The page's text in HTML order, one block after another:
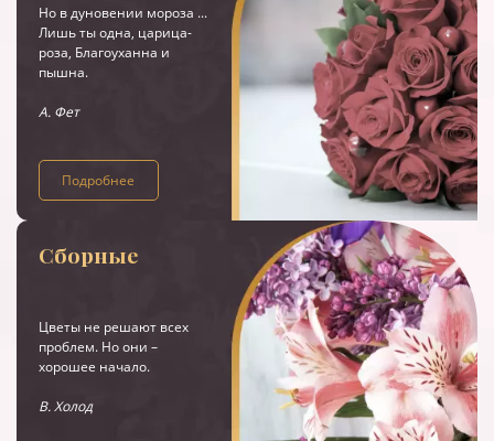
Но в дуновении мороза ...
Лишь ты одна, царица-
роза, Благоуханна и
пышна.
А. Фет
Подробнее
Сборные
Цветы не решают всех
проблем. Но они –
хорошее начало.
В. Холод